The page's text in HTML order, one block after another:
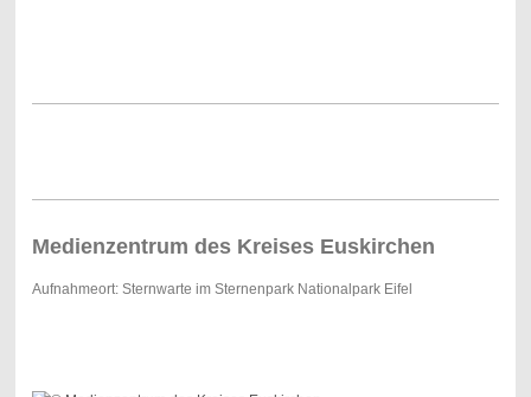
Medienzentrum des Kreises Euskirchen
Aufnahmeort: Sternwarte im Sternenpark Nationalpark Eifel